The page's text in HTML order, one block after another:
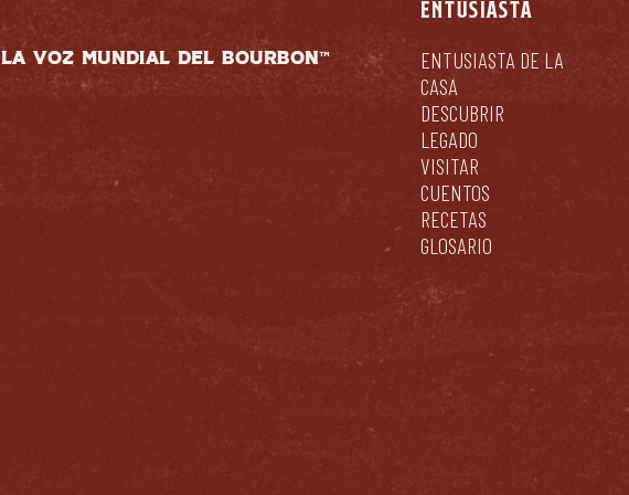
LA VOZ MUNDIAL DEL BOURBON™
ENTUSIASTA
ENTUSIASTA DE LA
CASA
DESCUBRIR
LEGADO
VISITAR
CUENTOS
RECETAS
GLOSARIO